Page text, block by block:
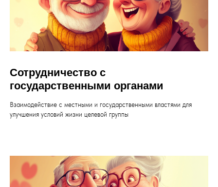
Сотрудничество с
государственными органами
Взаимодействие с местными и государственными властями для
улучшения условий жизни целевой группы